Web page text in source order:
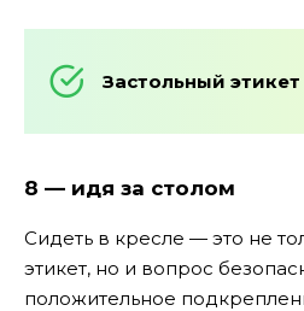
Застольный этикет
8 — идя за столом
Сидеть в кресле — это не
этикет, но и вопрос
положительное